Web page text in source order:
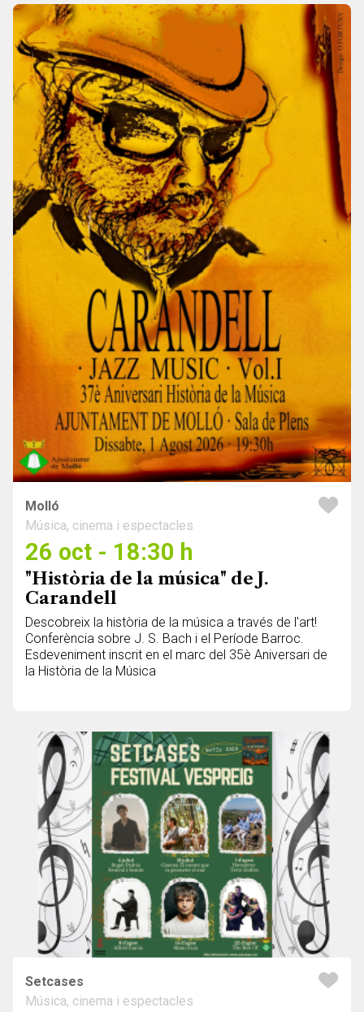
Molló
Música, cinema i espectacles
26 oct - 18:30 h
"Història de la música" de J.
Carandell
Descobreix la història de la música a través de l'art!
Conferència sobre J. S. Bach i el Període Barroc.
Esdeveniment inscrit en el marc del 35è Aniversari de
la Història de la Música
Setcases
Música, cinema i espectacles